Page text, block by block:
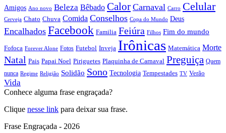
Amigos Ano novo Beleza Bêbado Calor Carnaval Carro Celular
Cerveja Chato Chuva Comida Conselhos Copa do Mundo Deus
Encalhados Facebook Familia Feiúra Filhos Fim do mundo
Fofoca Forever Alone Fotos Futebol Inveja Irônicas Matemática Morte
Natal Pais Papai Noel Piriguetes Plaquinha de Carnaval Preguiça Quem
nunca Regime Religião Solidão Sono Tecnologia Tempestades TV Verão
Vida
Conhece alguma frase engraçada?
Clique nesse link para deixar sua frase.
Frase Engraçada - 2026